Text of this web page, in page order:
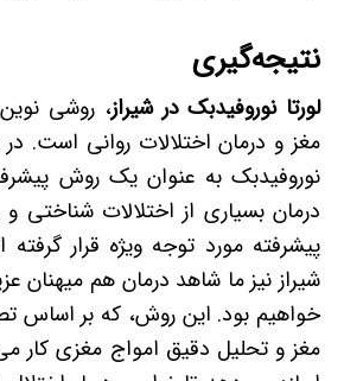
نتیجه‌گیری
لورتا نوروفیدبک در شیراز، روشی
مغز و درمان اختلالات روانی است. در
نوروفیدبک به عنوان یک روش
درمان بسیاری از اختلالات شناختی
پیشرفته مورد توجه ویژه قرار
شیراز نیز ما شاهد درمان هم میهنان
خواهیم بود. این روش، که بر اساس
مغز و تحلیل دقیق امواج مغزی کار